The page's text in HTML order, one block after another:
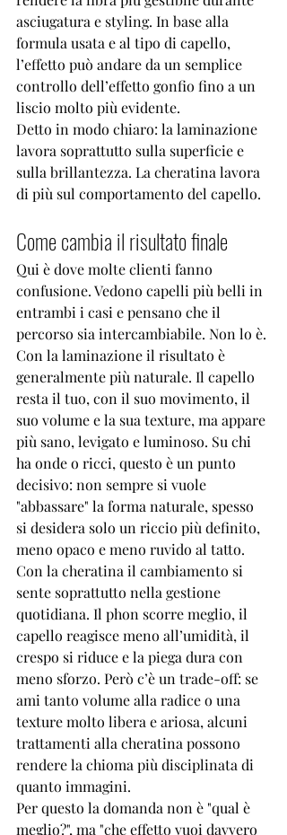
asciugatura e styling. In base alla
formula usata e al tipo di capello,
l’effetto può andare da un semplice
controllo dell’effetto gonfio fino a un
liscio molto più evidente.
Detto in modo chiaro: la laminazione
lavora soprattutto sulla superficie e
sulla brillantezza. La cheratina lavora
di più sul comportamento del capello.
Come cambia il risultato finale
Qui è dove molte clienti fanno
confusione. Vedono capelli più belli in
entrambi i casi e pensano che il
percorso sia intercambiabile. Non lo è.
Con la laminazione il risultato è
generalmente più naturale. Il capello
resta il tuo, con il suo movimento, il
suo volume e la sua texture, ma appare
più sano, levigato e luminoso. Su chi
ha onde o ricci, questo è un punto
decisivo: non sempre si vuole
"abbassare" la forma naturale, spesso
si desidera solo un riccio più definito,
meno opaco e meno ruvido al tatto.
Con la cheratina il cambiamento si
sente soprattutto nella gestione
quotidiana. Il phon scorre meglio, il
capello reagisce meno all’umidità, il
crespo si riduce e la piega dura con
meno sforzo. Però c’è un trade-off: se
ami tanto volume alla radice o una
texture molto libera e ariosa, alcuni
trattamenti alla cheratina possono
rendere la chioma più disciplinata di
quanto immagini.
Per questo la domanda non è "qual è
meglio?", ma "che effetto vuoi davvero